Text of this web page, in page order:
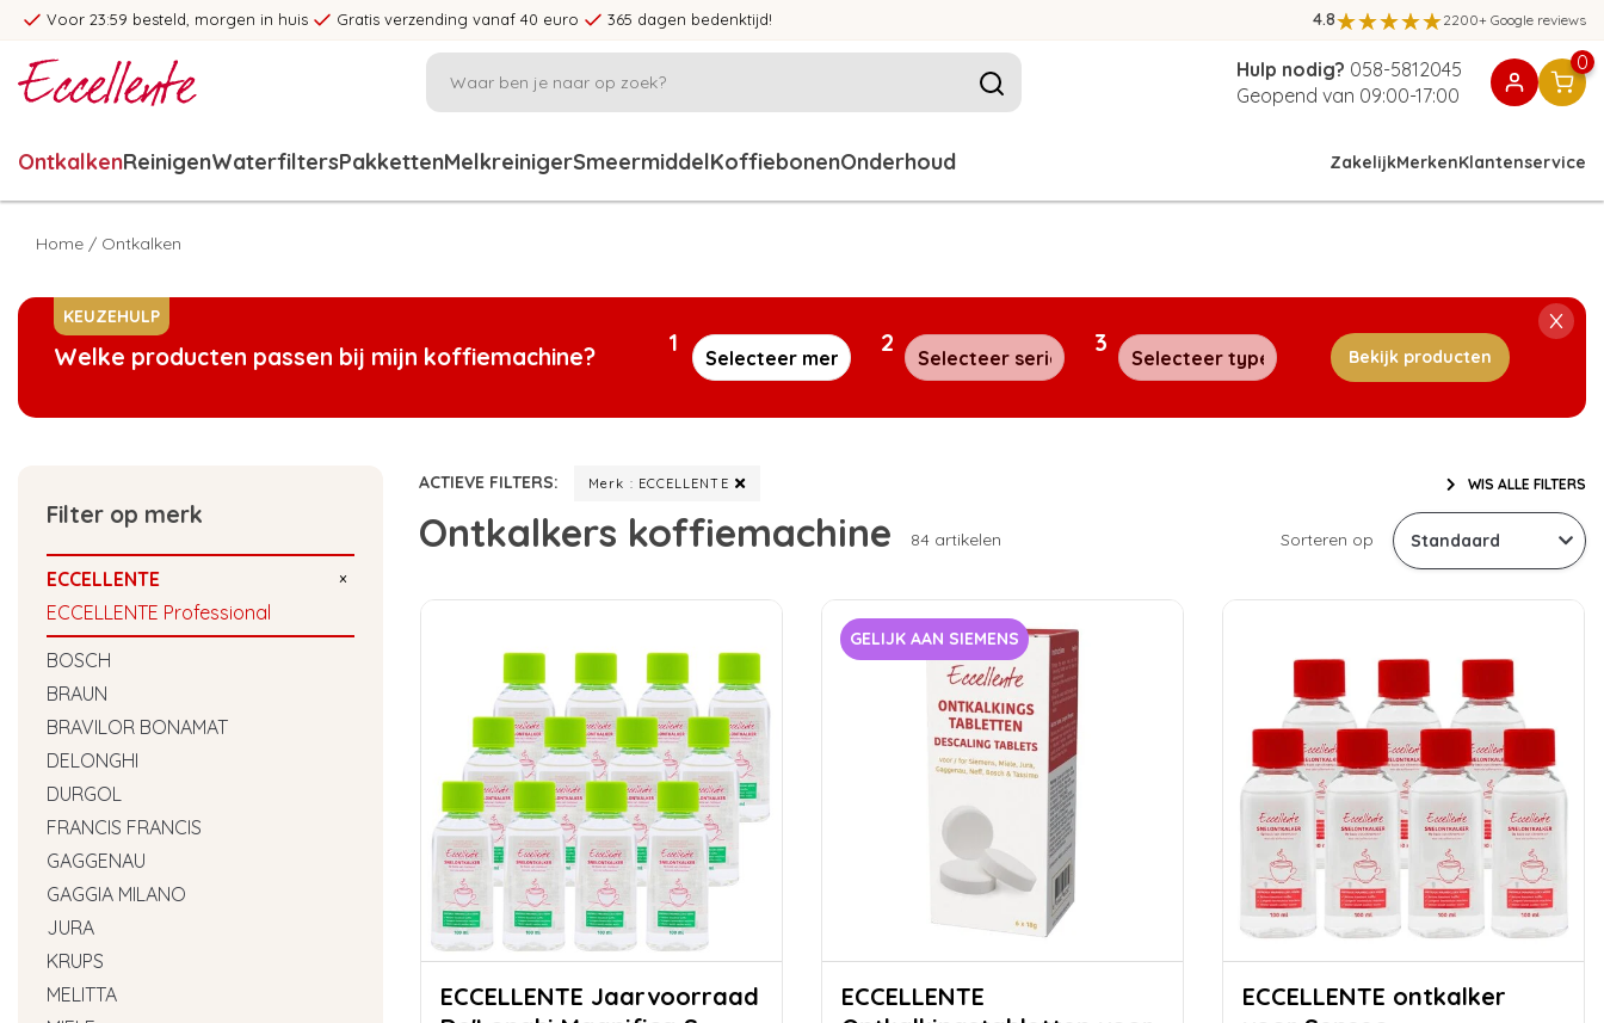
Voor 23:59 besteld, morgen in huis Gratis verzending vanaf 40 euro 365 dagen bedenktijd! 4.8 2200+ Google reviews
Hulp nodig? 058-5812045
Geopend van 09:00-17:00
0
OntkalkenReinigenWaterfiltersPakkettenMelkreinigerSmeermiddelKoffiebonenOnderhoud ZakelijkMerkenKlantenservice
Home / Ontkalken
KEUZEHULP
Welke producten passen bij mijn koffiemachine? 1 2 3 Bekijk producten
Filter op merk
ECCELLENTE ×
ECCELLENTE Professional
BOSCH
BRAUN
BRAVILOR BONAMAT
DELONGHI
DURGOL
FRANCIS FRANCIS
GAGGENAU
GAGGIA MILANO
JURA
KRUPS
MELITTA
ACTIEVE FILTERS: Merk : ECCELLENTE WIS ALLE FILTERS
Ontkalkers koffiemachine 84 artikelen Sorteren op
ECCELLENTE Jaarvoorraad
GELIJK AAN SIEMENS
ECCELLENTE
ECCELLENTE ontkalker